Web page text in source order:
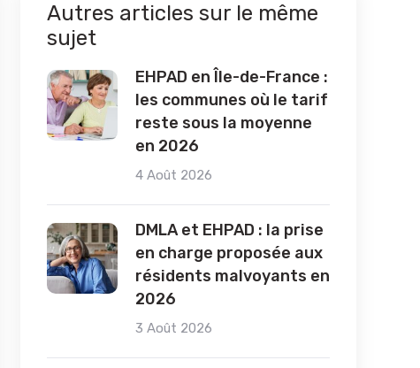
Autres articles sur le même
sujet
EHPAD en Île-de-France :
les communes où le tarif
reste sous la moyenne
en 2026
4 Août 2026
DMLA et EHPAD : la prise
en charge proposée aux
résidents malvoyants en
2026
3 Août 2026